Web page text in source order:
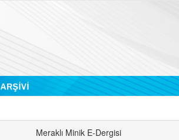
Meraklı Minik E-Dergisi